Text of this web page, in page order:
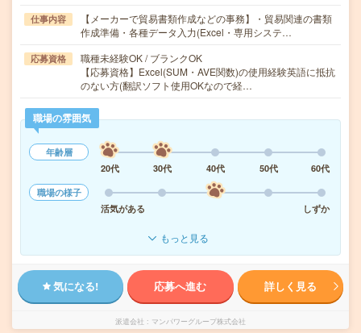
仕事内容
【メーカーで貿易書類作成などの事務】・貿易関連の書類
作成準備・各種データ入力(Excel・専用システ…
応募資格
職種未経験OK / ブランクOK
【応募資格】Excel(SUM・AVE関数)の使用経験英語に抵抗
のない方(翻訳ソフト使用OKなので経…
職場の雰囲気
年齢層
20代
30代 40代 50代
60代
職場の様子
活気がある
しずか
もっと見る
気になる! 応募へ進む 詳しく見る
派遣会社 マンパワーグループ株式会社